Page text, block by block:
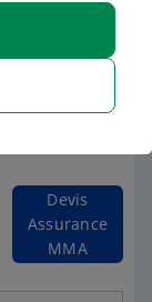
Devis
Assurance
MMA